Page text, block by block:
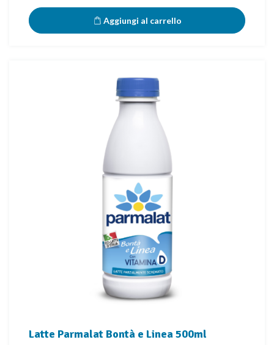
Aggiungi al carrello
Latte Parmalat Bontà e Linea 500ml